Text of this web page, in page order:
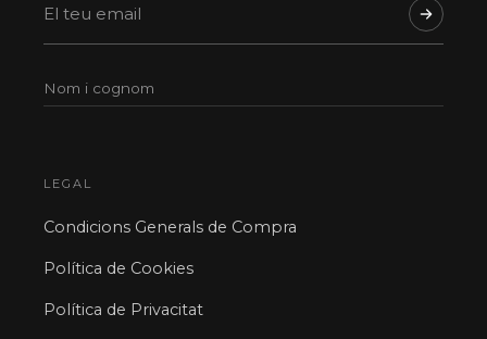
LEGAL
Condicions Generals de Compra
Política de Cookies
Política de Privacitat